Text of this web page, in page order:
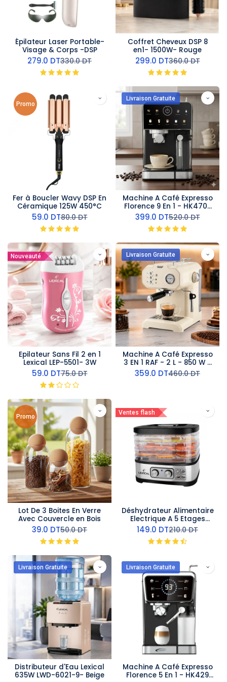
Épilateur Laser Portable-
Visage & Corps -DSP
279.0 DT330.0DT
Coffret Cheveux DSP 8
en1- 1500W- Rouge
299.0 DT360.0DT
Promo
Fer à Boucler Wavy DSP En
Céramique 125W 450°C
59.0 DT80.0DT
Livraison Gratuite
Machine A Café Expresso
Florence 9 En 1 - HK470-
1350 W
399.0 DT520.0DT
Nouveauté
Epilateur Sans Fil 2 en 1
Lexical LEP-5501- 3W
59.0 DT75.0DT
Livraison Gratuite
Machine A Café Expresso
3 EN 1 RAF - 2 L - 850 W -
R.104W- Beige
359.0 DT460.0DT
Promo
Lot De 3 Boites En Verre
Avec Couvercle en Bois
39.0 DT50.0DT
Ventes flash
Déshydrateur Alimentaire
Electrique A 5 Etages
Lexical 240W
149.0 DT210.0DT
Livraison Gratuite
Distributeur d'Eau Lexical
635W LWD-6021-9- Beige
Livraison Gratuite
Machine A Café Expresso
Florence 5 En 1 - HK429